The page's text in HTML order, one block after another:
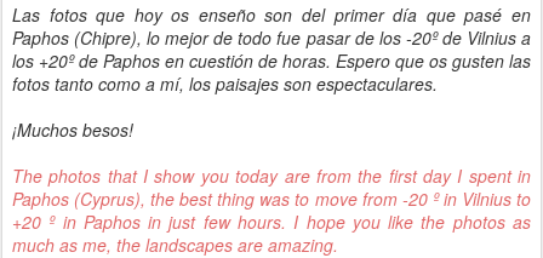
Las fotos que hoy os enseño son del primer día que pasé en
Paphos (Chipre), lo mejor de todo fue pasar de los -20º de Vilnius a
los +20º de Paphos en cuestión de horas. Espero que os gusten las
fotos tanto como a mí, los paisajes son espectaculares.
¡Muchos besos!
The photos that I show you today are from the first day I spent in
Paphos (Cyprus), the best thing was to move from -20 º in Vilnius to
+20 º in Paphos in just few hours. I hope you like the photos as
much as me, the landscapes are amazing.